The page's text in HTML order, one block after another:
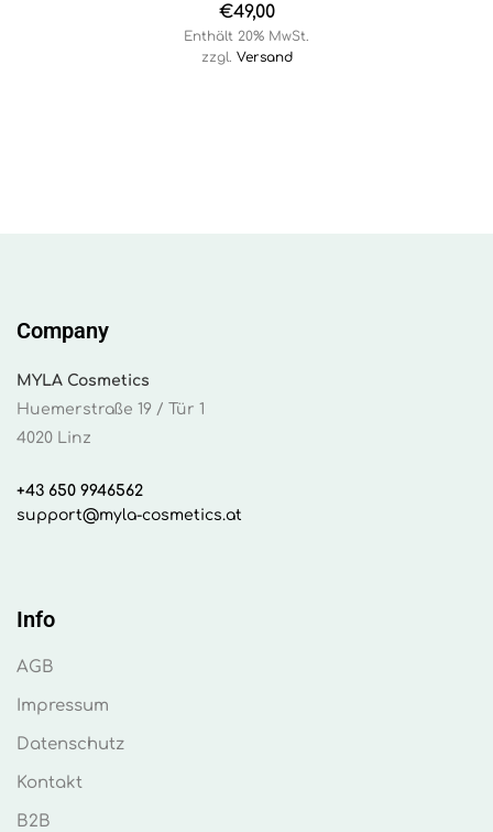
€49,00
Enthält 20% MwSt.
zzgl. Versand
Company
MYLA Cosmetics
Huemerstraße 19 / Tür 1
4020 Linz
+43 650 9946562
support@myla-cosmetics.at
Info
AGB
Impressum
Datenschutz
Kontakt
B2B